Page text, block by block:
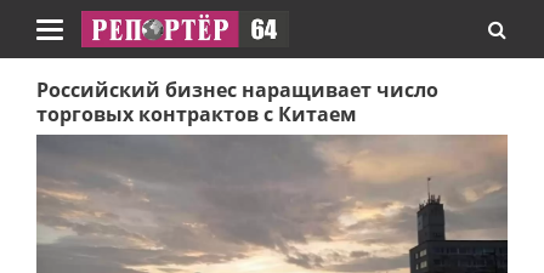
Навигация
Российский бизнес наращивает число
торговых контрактов с Китаем